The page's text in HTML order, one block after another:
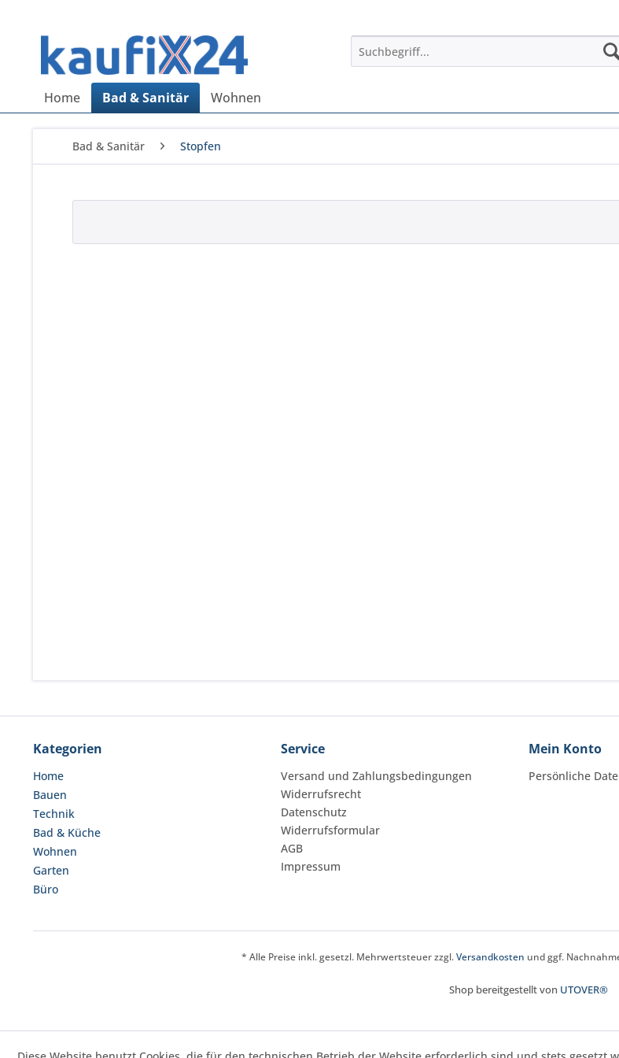
Home Bad & Sanitär Wohnen
Bad & Sanitär Stopfen
Kategorien
Home
Bauen
Technik
Bad & Küche
Wohnen
Garten
Büro
Service
Versand und Zahlungsbedingungen
Widerrufsrecht
Datenschutz
Widerrufsformular
AGB
Impressum
Mein Konto
Persönliche
* Alle Preise inkl. gesetzl. Mehrwertsteuer zzgl.Versandkosten und ggf.
Shop bereitgestellt von UTOVER®